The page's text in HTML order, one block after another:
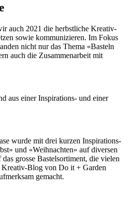
auch 2021 die herbstliche Kreativ-
sowie kommunizieren. Im Fokus
nicht nur das Thema «Basteln
auch die Zusammenarbeit mit
aus einer Inspirations- und einer
wurde mit drei kurzen Inspirations-
und «Weihnachten» auf diversen
grosse Bastelsortiment, die vielen
Blog von Do it + Garden
gemacht.